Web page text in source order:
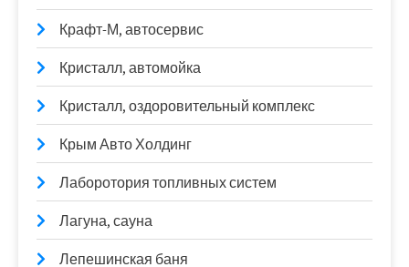
Крафт-М, автосервис
Кристалл, автомойка
Кристалл, оздоровительный комплекс
Крым Авто Холдинг
Лаборотория топливных систем
Лагуна, сауна
Лепешинская баня